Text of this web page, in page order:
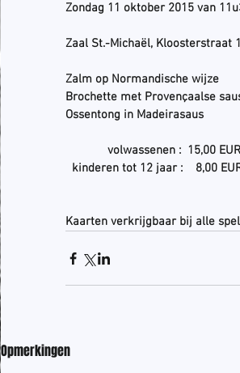
Zondag 11 oktober 2015 van
Zaal St.-Michaël, Kloosterstraat
Zalm op Normandische wijze
Brochette met Provençaalse
Ossentong in Madeirasaus
             volwassenen :  15,00 EUR
kinderen tot 12 jaar :    8,00
Kaarten verkrijgbaar bij alle
Opmerkingen